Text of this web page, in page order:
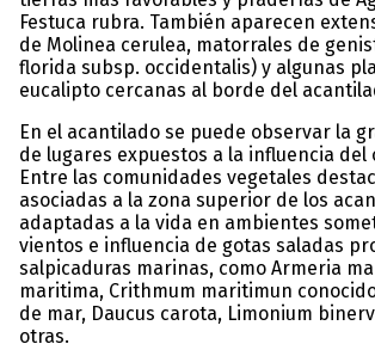
Festuca rubra. También aparecen
de Molinea cerulea, matorrales de
florida subsp. occidentalis) y algunas
eucalipto cercanas al borde del
En el acantilado se puede observar la
de lugares expuestos a la influencia del
Entre las comunidades vegetales
asociadas a la zona superior de los
adaptadas a la vida en ambientes
vientos e influencia de gotas saladas
salpicaduras marinas, como Armeria
maritima, Crithmum maritimun
de mar, Daucus carota, Limonium
otras.